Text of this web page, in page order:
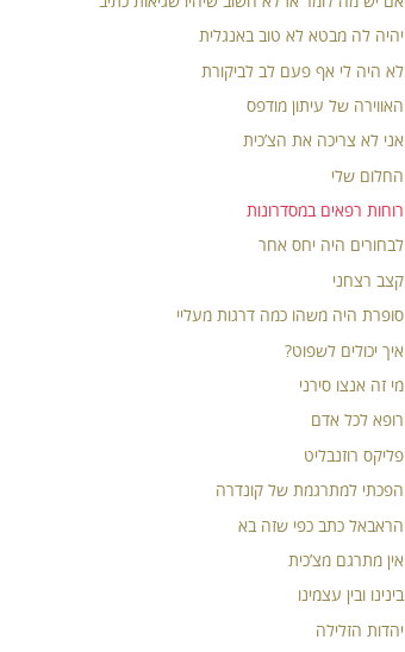
יהיה לה מבטא לא טוב באנגלית
לא היה לי אף פעם לב לביקורת
האווירה של עיתון מודפס
אני לא צריכה את הצ’כית
החלום שלי
רוחות רפאים במסדרונות
לבחורים היה יחס אחר
קצב רצחני
סופרת היה משהו כמה דרגות מעליי
איך יכולים לשפוט?
מי זה אנצו סירני
רופא לכל אדם
פליקס רוזנבליט
הפכתי למתרגמת של קונדרה
הראבאל כתב כפי שזה בא
אין מתרגם מצ’כית
בינינו ובין עצמינו
יהדות הזלילה